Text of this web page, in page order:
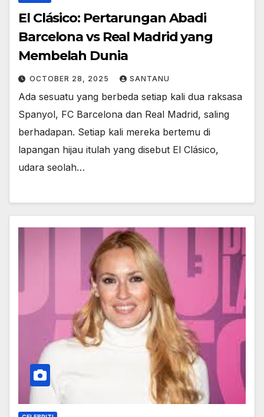
El Clásico: Pertarungan Abadi
Barcelona vs Real Madrid yang
Membelah Dunia
OCTOBER 28, 2025 SANTANU
Ada sesuatu yang berbeda setiap kali dua raksasa
Spanyol, FC Barcelona dan Real Madrid, saling
berhadapan. Setiap kali mereka bertemu di
lapangan hijau itulah yang disebut El Clásico,
udara seolah…